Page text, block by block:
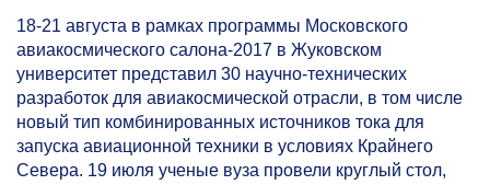
18-21 августа в рамках программы Московского
авиакосмического салона-2017 в Жуковском
университет представил 30 научно-технических
разработок для авиакосмической отрасли, в том числе
новый тип комбинированных источников тока для
запуска авиационной техники в условиях Крайнего
Севера. 19 июля ученые вуза провели круглый стол,